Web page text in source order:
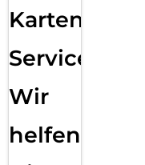
Karten
Service:
Wir
helfen